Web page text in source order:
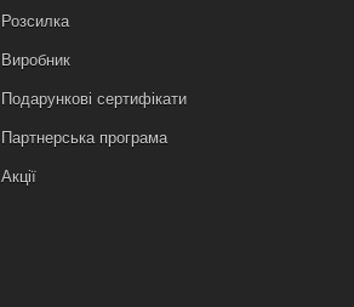
Розсилка
Виробник
Подарункові сертифікати
Партнерська програма
Акції